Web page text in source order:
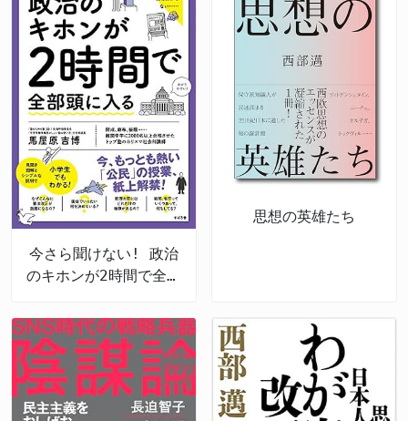
今さら聞けない! 政治
のキホンが2時間で全部
思想の英雄たち